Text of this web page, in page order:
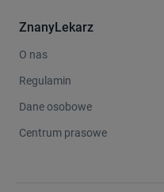
ZnanyLekarz
O nas
Regulamin
Dane osobowe
Centrum prasowe